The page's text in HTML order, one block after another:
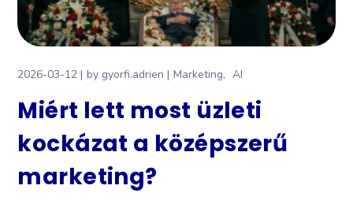
2026-03-12 by gyorfi.adrien Marketing AI
Miért lett most üzleti
kockázat a középszerű
marketing?